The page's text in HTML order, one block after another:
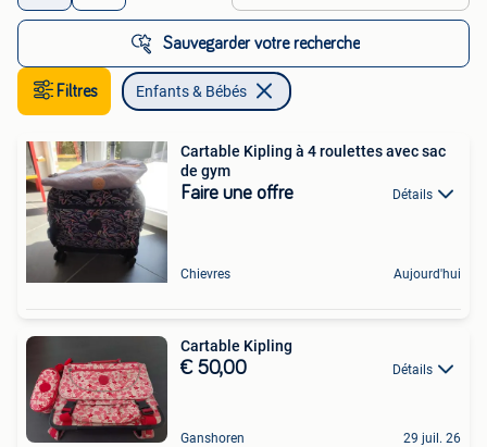
Sauvegarder votre recherche
Filtres Enfants & Bébés
Cartable Kipling à 4 roulettes avec sac
de gym
Faire une offre Détails
Chievres Aujourd'hui
Cartable Kipling
€ 50,00 Détails
Ganshoren 29 juil. 26